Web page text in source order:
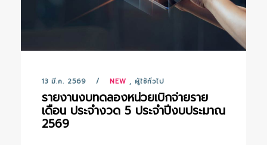
13 มี.ค. 2569 NEW , ผู้ใช้ทั่วไป
รายงานงบทดลองหน่วยเบิกจ่ายราย
เดือน ประจำงวด 5 ประจำปีงบประมาณ
2569